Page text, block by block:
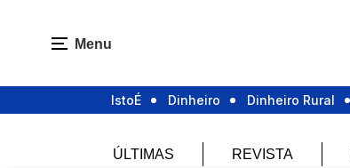
Menu
IstoÉ Dinheiro Dinheiro Rural
ÚLTIMAS REVISTA